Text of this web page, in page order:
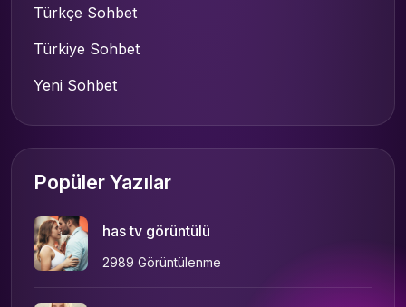
Türkçe Sohbet
Türkiye Sohbet
Yeni Sohbet
Popüler Yazılar
has tv görüntülü
2989 Görüntülenme